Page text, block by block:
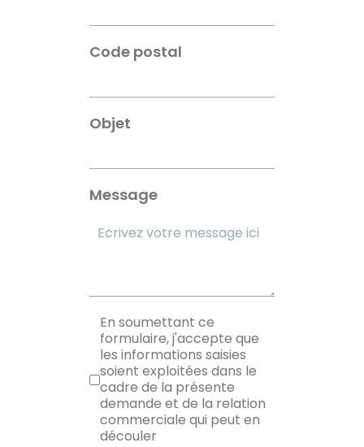
Code postal
Objet
Message
RGPD
En soumettant ce
formulaire, j'accepte que
les informations saisies
soient exploitées dans le
cadre de la présente
demande et de la relation
commerciale qui peut en
découler